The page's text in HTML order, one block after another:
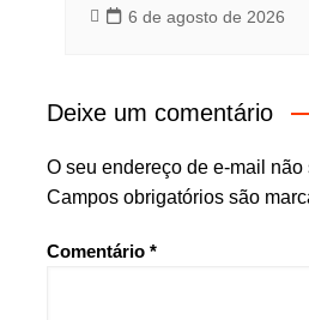
6 de agosto de 2026
Deixe um comentário
O seu endereço de e-mail
Campos obrigatórios são
Comentário *